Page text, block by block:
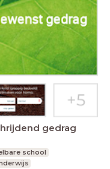
gedrag
school